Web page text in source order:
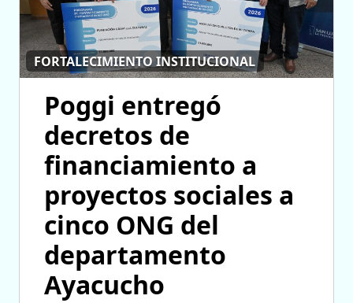
FORTALECIMIENTO INSTITUCIONAL
Poggi entregó
decretos de
financiamiento a
proyectos sociales a
cinco ONG del
departamento
Ayacucho